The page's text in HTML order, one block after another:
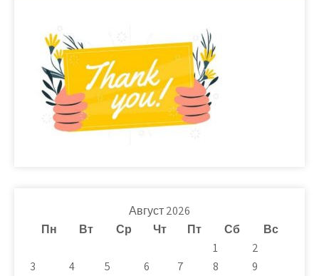
Август 2026
Пн
Вт Ср Чт Пт Сб
Вс
1
2
3
4 5 6 7 8
9